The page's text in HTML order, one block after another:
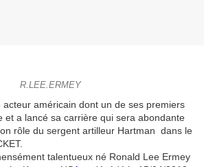
R.LEE.ERMEY
acteur américain dont un de ses premiers
et a lancé sa carrière qui sera abondante
rôle du sergent artilleur Hartman dans le
talentueux né Ronald Lee Ermey